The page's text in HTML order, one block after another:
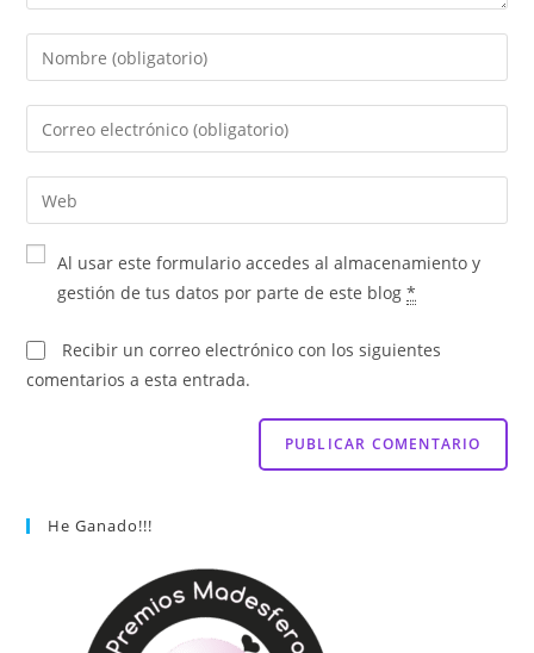
Al usar este formulario accedes al almacenamiento y
gestión de tus datos por parte de este blog*
Recibir un correo electrónico con los siguientes
comentarios a esta entrada.
He Ganado!!!